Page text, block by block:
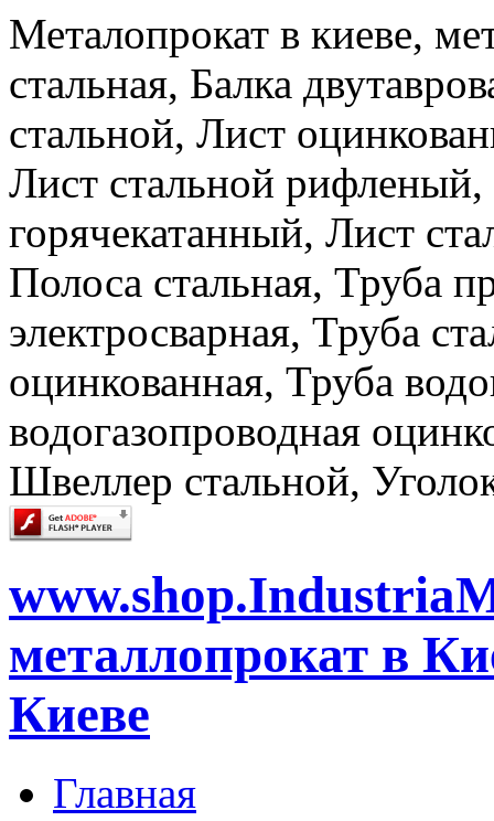
Металопрокат в киеве,
стальная, Балка
стальной, Лист
Лист стальной рифленый,
горячекатанный, Лист
Полоса стальная, Труба
электросварная, Труба
оцинкованная, Труба
водогазопроводная
Швеллер стальной,
металлопрокат в
Киеве
Главная